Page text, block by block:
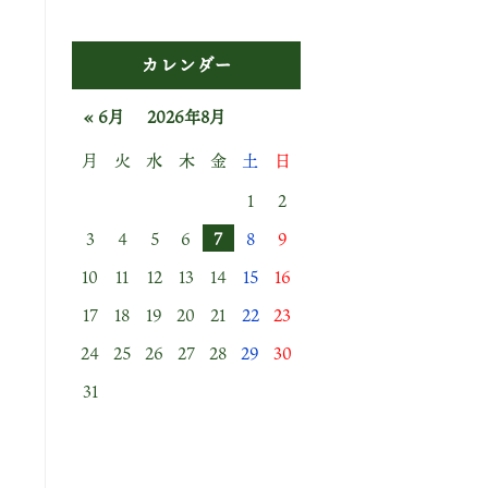
カレンダー
2026年8月
月
火 水 木 金 土
日
1
2
3
4 5 6 7 8
9
10
11 12 13 14 15
16
17
18 19 20 21 22
23
24 25 26 27 28 29
30
31
« 6月